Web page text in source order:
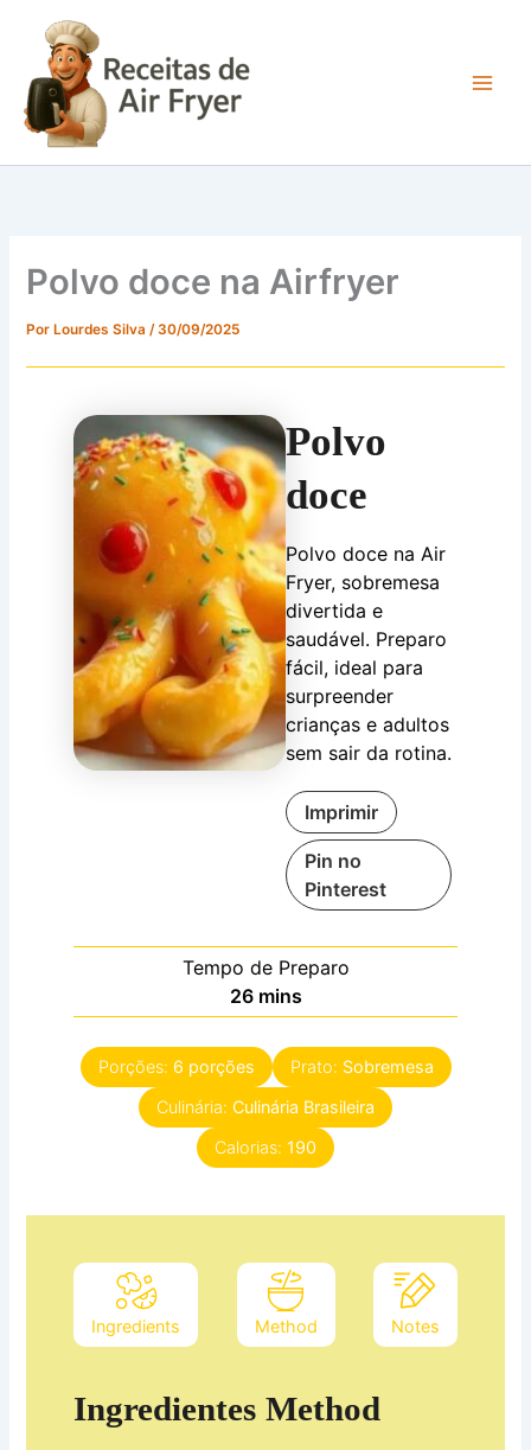
conteúdo
Polvo doce na Airfryer
Por Lourdes Silva/30/09/2025
Polvo
doce
Polvo doce naAir
Fryer, sobremesa
divertida e
saudável. Preparo
fácil, ideal para
surpreender
crianças e adultos
sem sair da rotina.
Imprimir
Pin no
Pinterest
Tempo de Preparo
26minutes
mins
Porções: 6 porções Prato: Sobremesa
Culinária: Culinária Brasileira
Calorias: 190
Ingredients Method Notes
Ingredientes Method